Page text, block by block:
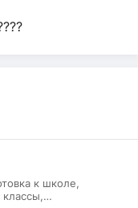
к школе,